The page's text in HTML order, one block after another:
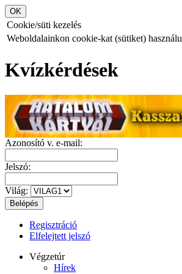
Cookie/süti kezelés
Weboldalainkon cookie-kat (sütiket)
Kvízkérdések
Azonosító v. e-mail:
Jelszó:
Világ:
Regisztráció
Elfelejtett jelszó
Végzetúr
Hírek